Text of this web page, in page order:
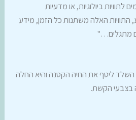
ביולוגיות, או מדעיות
התוויות האלה משתנות כל הזמן, מידע
מתגלים…"
השלד ליטף את החיה הקטנה והיא החלה
בצבעי הקשת.